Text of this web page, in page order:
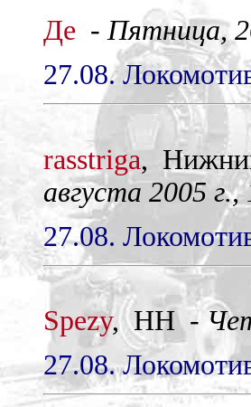
Де -Пятница,
27.08.
rasstriga,
августа 2005
27.08.
Spezy, НН -
27.08.